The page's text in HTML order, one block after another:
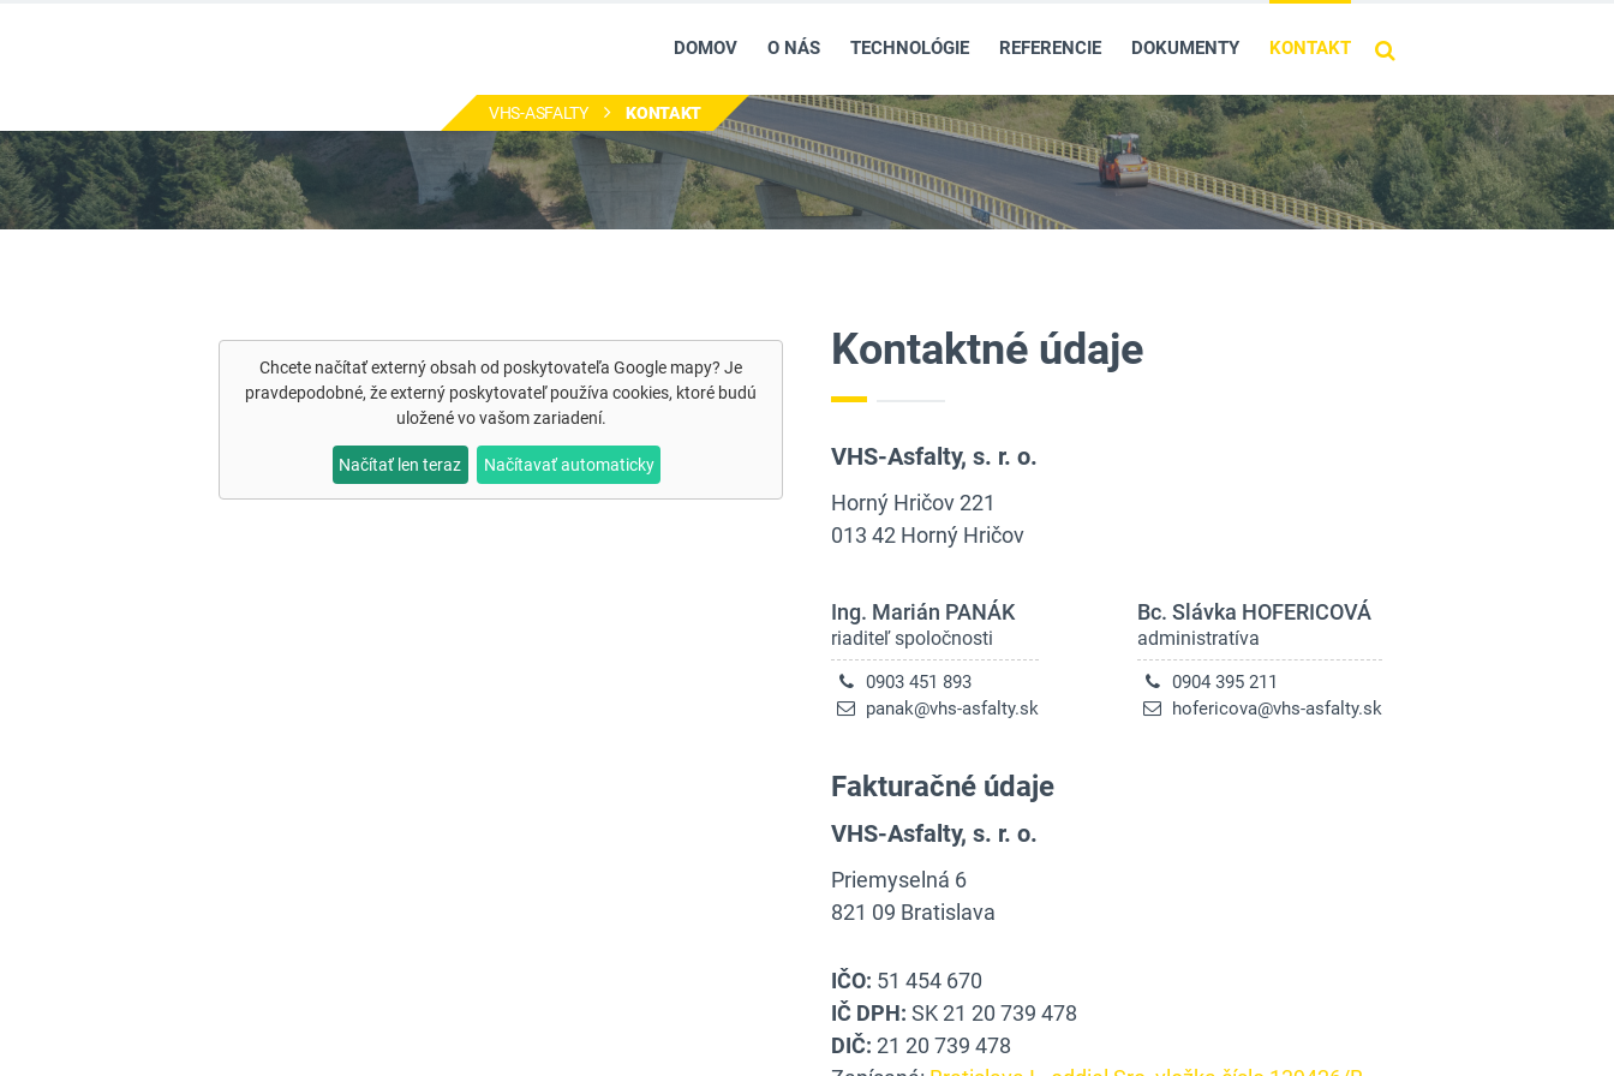
DOMOV O NÁS TECHNOLÓGIE REFERENCIE DOKUMENTY KONTAKT
VHS-ASFALTY KONTAKT
Kontaktné údaje
VHS-Asfalty, s. r. o.
Horný Hričov 221
013 42 Horný Hričov
Ing. Marián PANÁK
riaditeľ spoločnosti
0903 451 893
panak@vhs-asfalty.sk
Bc. Slávka HOFERICOVÁ
administratíva
0904 395 211
hofericova@vhs-asfalty.sk
Fakturačné údaje
VHS-Asfalty, s. r. o.
Priemyselná 6
821 09 Bratislava
IČO: 51 454 670
IČ DPH: SK 21 20 739 478
DIČ: 21 20 739 478
Chcete načítať externý obsah od poskytovateľa Google mapy? Je
pravdepodobné, že externý poskytovateľ používa cookies, ktoré budú
uložené vo vašom zariadení.
Načítať len teraz Načítavať automaticky